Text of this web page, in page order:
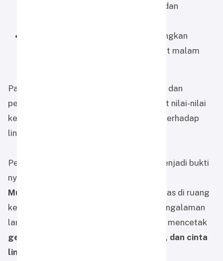
sama tim, tanggung jawab logistik, dan
merenungkan
kebesaran Allah SWT di bawah langit malam
Para siswa kembali dengan hati gembira dan
pengalaman berharga yang memperkuat nilai-nilai
kemandirian, keimanan, dan kepedulian terhadap
lingkungan.
Pendakian Air Terjun Gunung Kahung menjadi bukti
nyata bahwa pendidikan di
Muhammadiyah Martapura
tidak terbatas di ruang
kelas. Melalui pembelajaran berbasis pengalaman
langsung, sekolah ini terus berkomitmen mencetak
generasi berkarakter, berakhlak mulia, dan cinta
lingkungan